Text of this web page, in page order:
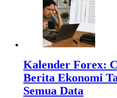
Kalender Forex:
Berita Ekonomi
Semua Data